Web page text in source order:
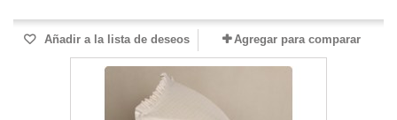
Añadir a la lista de deseos Agregar para comparar